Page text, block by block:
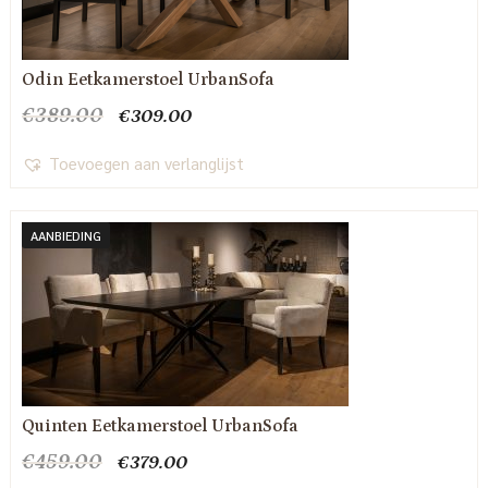
Odin Eetkamerstoel UrbanSofa
€389.00
Oorspronkelijke
was:
€309.00Huidige
is:
Toevoegen aan verlanglijst
AANBIEDING
Quinten Eetkamerstoel UrbanSofa
€459.00
Oorspronkelijke
€379.00Huidige